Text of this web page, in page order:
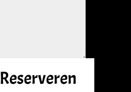
Reserveren